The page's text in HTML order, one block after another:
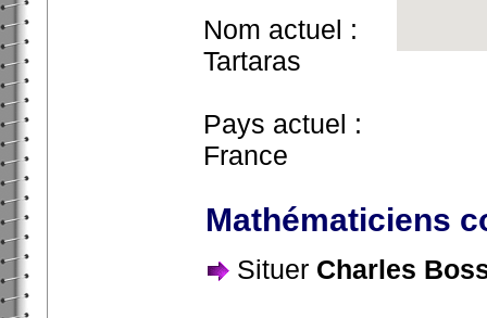
Nom actuel :
Tartaras
Pays actuel :
France
Mathématiciens
Situer Charles